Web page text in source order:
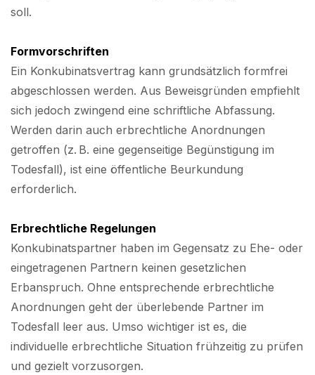
soll.
Formvorschriften
Ein Konkubinatsvertrag kann grundsätzlich formfrei
abgeschlossen werden. Aus Beweisgründen empfiehlt
sich jedoch zwingend eine schriftliche Abfassung.
Werden darin auch erbrechtliche Anordnungen
getroffen (z. B. eine gegenseitige Begünstigung im
Todesfall), ist eine öffentliche Beurkundung
erforderlich.
Erbrechtliche Regelungen
Konkubinatspartner haben im Gegensatz zu Ehe- oder
eingetragenen Partnern keinen gesetzlichen
Erbanspruch. Ohne entsprechende erbrechtliche
Anordnungen geht der überlebende Partner im
Todesfall leer aus. Umso wichtiger ist es, die
individuelle erbrechtliche Situation frühzeitig zu prüfen
und gezielt vorzusorgen.